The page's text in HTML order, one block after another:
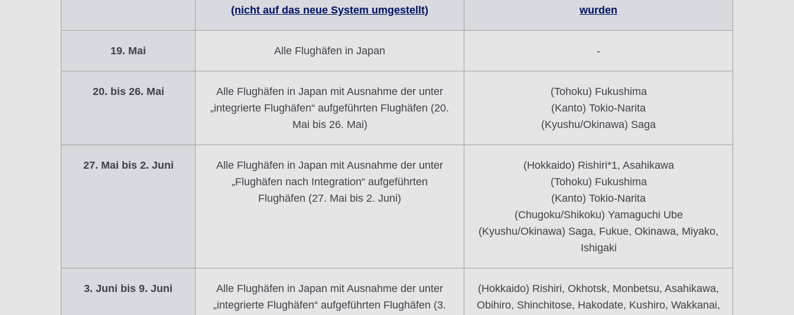
(nicht auf das neue System umgestellt)
wurden
19. Mai Alle Flughäfen in Japan -
20. bis 26. Mai
Alle Flughäfen in Japan mit Ausnahme der unter
„integrierte Flughäfen“ aufgeführten Flughäfen (20.
Mai bis 26. Mai)
(Tohoku) Fukushima
(Kanto) Tokio-Narita
(Kyushu/Okinawa) Saga
27. Mai bis 2. Juni
Alle Flughäfen in Japan mit Ausnahme der unter
„Flughäfen nach Integration“ aufgeführten
Flughäfen (27. Mai bis 2. Juni)
(Hokkaido) Rishiri*1, Asahikawa
(Tohoku) Fukushima
(Kanto) Tokio-Narita
(Chugoku/Shikoku) Yamaguchi Ube
(Kyushu/Okinawa) Saga, Fukue, Okinawa, Miyako,
Ishigaki
3. Juni bis 9. Juni
Alle Flughäfen in Japan mit Ausnahme der unter
„integrierte Flughäfen“ aufgeführten Flughäfen (3.
(Hokkaido) Rishiri, Okhotsk, Monbetsu, Asahikawa,
Obihiro, Shinchitose, Hakodate, Kushiro, Wakkanai,